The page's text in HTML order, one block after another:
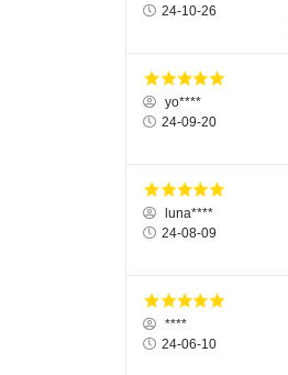
24-10-26
yo****
24-09-20
luna****
24-08-09
****
24-06-10